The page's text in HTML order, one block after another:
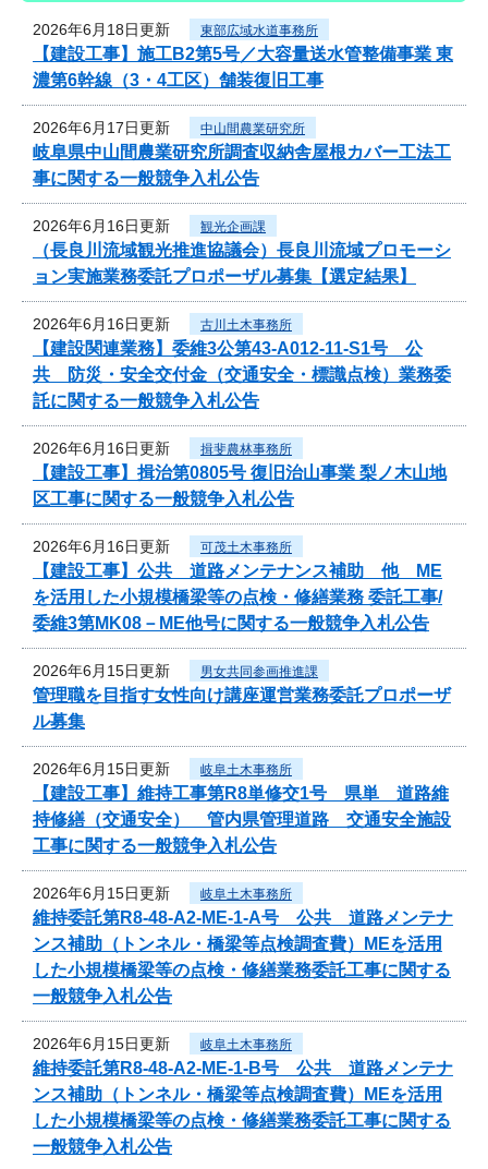
2026年6月18日更新 東部広域水道事務所
【建設工事】施工B2第5号／大容量送水管整備事業 東
濃第6幹線（3・4工区）舗装復旧工事
2026年6月17日更新 中山間農業研究所
岐阜県中山間農業研究所調査収納舎屋根カバー工法工
事に関する一般競争入札公告
2026年6月16日更新 観光企画課
（長良川流域観光推進協議会）長良川流域プロモーシ
ョン実施業務委託プロポーザル募集【選定結果】
2026年6月16日更新 古川土木事務所
【建設関連業務】委維3公第43-A012-11-S1号 公
共 防災・安全交付金（交通安全・標識点検）業務委
託に関する一般競争入札公告
2026年6月16日更新 揖斐農林事務所
【建設工事】揖治第0805号 復旧治山事業 梨ノ木山地
区工事に関する一般競争入札公告
2026年6月16日更新 可茂土木事務所
【建設工事】公共 道路メンテナンス補助 他 ME
を活用した小規模橋梁等の点検・修繕業務 委託工事/
委維3第MK08－ME他号に関する一般競争入札公告
2026年6月15日更新 男女共同参画推進課
管理職を目指す女性向け講座運営業務委託プロポーザ
ル募集
2026年6月15日更新 岐阜土木事務所
【建設工事】維持工事第R8単修交1号 県単 道路維
持修繕（交通安全） 管内県管理道路 交通安全施設
工事に関する一般競争入札公告
2026年6月15日更新 岐阜土木事務所
維持委託第R8-48-A2-ME-1-A号 公共 道路メンテナ
ンス補助（トンネル・橋梁等点検調査費）MEを活用
した小規模橋梁等の点検・修繕業務委託工事に関する
一般競争入札公告
2026年6月15日更新 岐阜土木事務所
維持委託第R8-48-A2-ME-1-B号 公共 道路メンテナ
ンス補助（トンネル・橋梁等点検調査費）MEを活用
した小規模橋梁等の点検・修繕業務委託工事に関する
一般競争入札公告